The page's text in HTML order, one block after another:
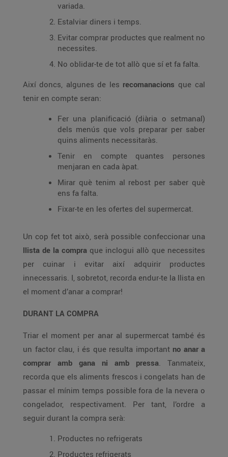
variada.
Estalviar diners i temps.
Evitar comprar productes que realment no
necessites.
No oblidar-te de tot allò que sí et fa falta.
Així doncs, algunes de les recomanacions que cal
tenir en compte seran:
Fer una planificació (diària o setmanal)
dels menús que vols preparar per saber
quins aliments necessitaràs.
Tenir en compte quantes persones
menjaran en cada àpat.
Mirar què tenim al rebost per saber què
ens fa falta.
Fixar-te en les ofertes del supermercat.
Un cop fet tot això, serà possible confeccionar una
llista de la compra que inclogui allò que necessites
per cuinar i evitar així adquirir productes
innecessaris. I, sobretot, recorda endur-te la llista en
el moment d’anar a comprar!
DURANT LA COMPRA
Triar el moment per anar al supermercat també és
un factor clau, i és que resulta important no anar a
comprar amb gana ni amb pressa. Tanmateix,
recorda que els aliments frescos i congelats han de
passar el mínim temps possible fora de la nevera o
congelador, respectivament. Per tant, l’ordre a
seguir durant la compra serà:
Productes no refrigerats
Productes refrigerats